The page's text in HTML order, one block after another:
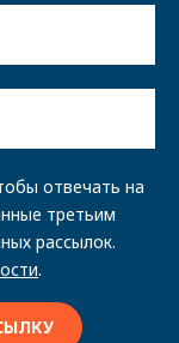
отвечать на
третьим
рассылок.
.